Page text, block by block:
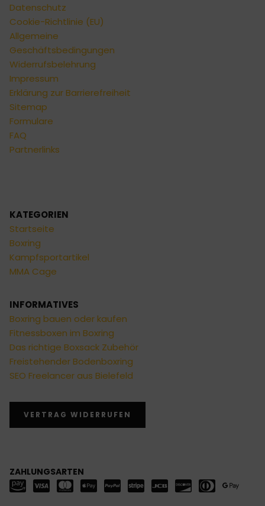
Datenschutz
Cookie-Richtlinie (EU)
Allgemeine
Geschäftsbedingungen
Widerrufsbelehrung
Impressum
Erklärung zur Barrierefreiheit
Sitemap
Formulare
FAQ
Partnerlinks
KATEGORIEN
Startseite
Boxring
Kampfsportartikel
MMA Cage
INFORMATIVES
Boxring bauen oder kaufen
Fitnessboxen im Boxring
Das richtige Boxsack Zubehör
Freistehender Bodenboxring
SEO Freelancer aus Bielefeld
VERTRAG WIDERRUFEN
ZAHLUNGSARTEN